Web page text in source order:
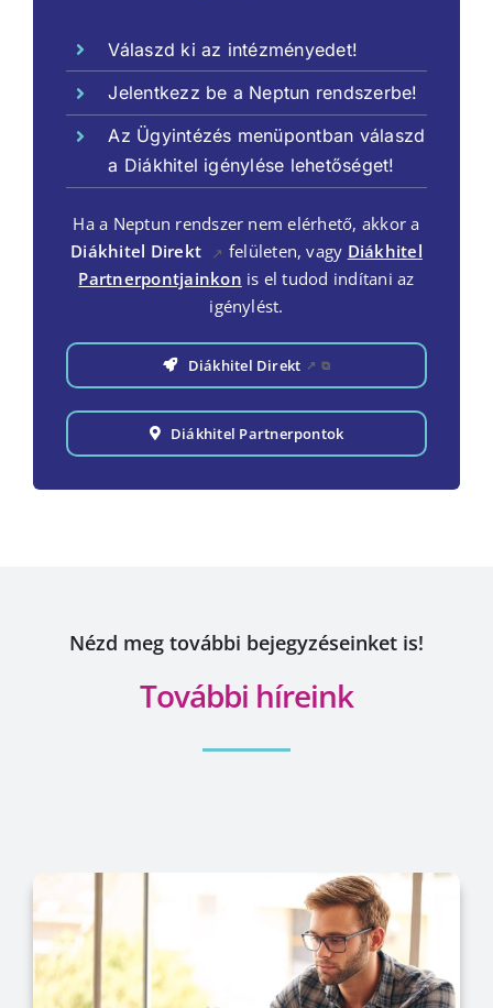
Válaszd ki az intézményedet!
Jelentkezz be a Neptun rendszerbe!
Az Ügyintézés menüpontban válaszd
a Diákhitel igénylése lehetőséget!
Ha a Neptun rendszer nem elérhető, akkor a
Diákhitel Direkt
↗ felületen, vagy Diákhitel
Partnerpontjainkon is el tudod indítani az
igénylést.
Diákhitel Direkt ↗ ⧉
Diákhitel Partnerpontok
Nézd meg további bejegyzéseinket is!
További híreink